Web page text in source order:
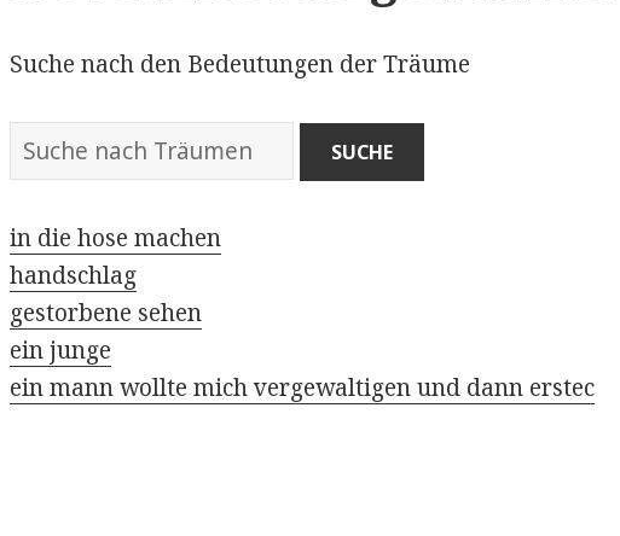
Suche nach den Bedeutungen der Träume
W
ö
t
e
r
b
u
in die hose machen
handschlag
gestorbene sehen
ein junge
ein mann wollte mich vergewaltigen und dann erstec